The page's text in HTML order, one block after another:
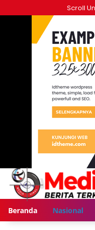
ke
Scroll
Beranda Nasional